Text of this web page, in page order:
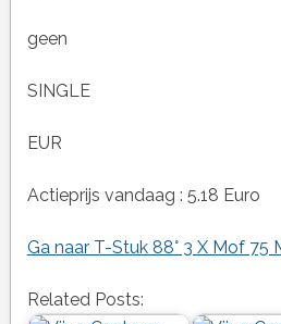
geen
SINGLE
EUR
Actieprijs vandaag : 5.18 Euro
Ga naar T-Stuk 88° 3 X Mof 75
Related Posts: